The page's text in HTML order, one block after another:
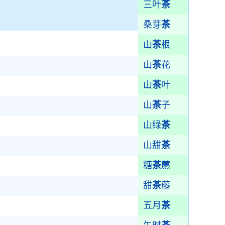
三叶茶
桑芽茶
山茶根
山茶花
山茶叶
山茶子
山绿茶
山甜茶
糖茶藨
甜茶藤
五月 茶